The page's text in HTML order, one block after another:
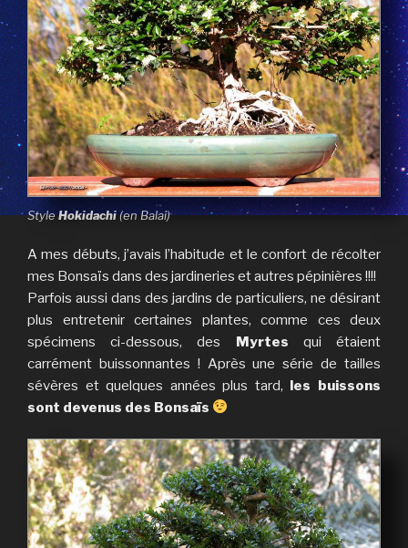
StyleHokidachi(en Balai)
A mes débuts, j’avais l’habitude et le confort de récolter
mes Bonsaïs dans des jardineries et autres pépinières !!!!
Parfois aussi dans des jardins de particuliers, ne désirant
plus entretenir certaines plantes, comme ces deux
spécimens ci-dessous, des Myrtes qui étaient
carrément buissonnantes ! Après une série de tailles
sévères et quelques années plus tard, les buissons
sont devenus des Bonsaïs